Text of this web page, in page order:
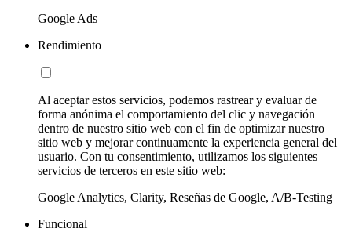
Google Ads
Rendimiento
Al aceptar estos servicios, podemos rastrear y evaluar de
forma anónima el comportamiento del clic y navegación
dentro de nuestro sitio web con el fin de optimizar nuestro
sitio web y mejorar continuamente la experiencia general del
usuario. Con tu consentimiento, utilizamos los siguientes
servicios de terceros en este sitio web:
Google Analytics, Clarity, Reseñas de Google, A/B-Testing
Funcional